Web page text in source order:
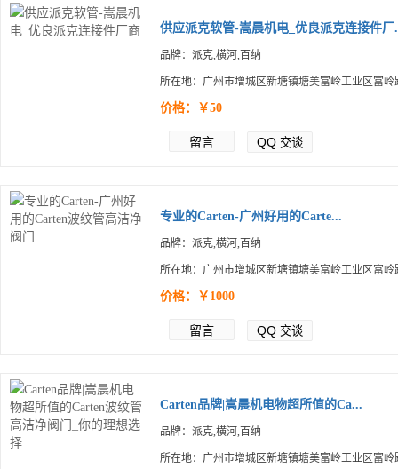
供应派克软管-嵩晨机电_优良派克连接件厂
品牌：派克,横河,百纳
所在地：广州市增城区新塘镇塘美富岭工业区富岭
价格：￥50
留言 QQ 交谈
专业的Carten-广州好用的Carte...
品牌：派克,横河,百纳
所在地：广州市增城区新塘镇塘美富岭工业区富岭
价格：￥1000
留言 QQ 交谈
Carten品牌|嵩晨机电物超所值的Ca...
品牌：派克,横河,百纳
所在地：广州市增城区新塘镇塘美富岭工业区富岭